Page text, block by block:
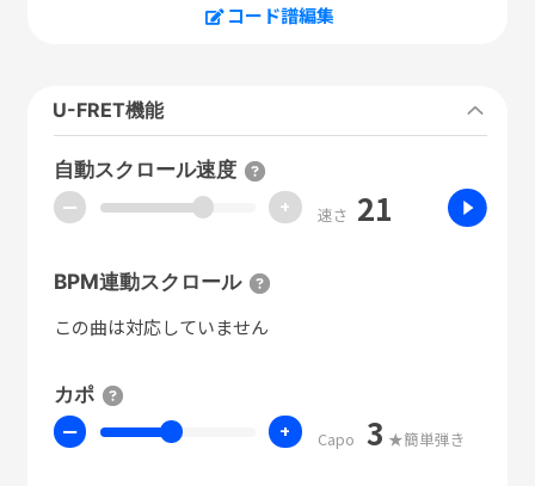
コード譜編集
U-FRET機能
自動スクロール速度
ー + 速さ 21
BPM連動スクロール
この曲は対応していません
カポ
ー + Capo 3 ★簡単弾き